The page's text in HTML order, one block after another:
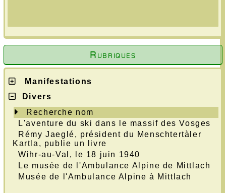
Rubriques
Manifestations
Divers
Recherche nom
L'aventure du ski dans le massif des Vosges
Rémy Jaeglé, président du Menschtertàler
Kartla, publie un livre
Wihr-au-Val, le 18 juin 1940
Le musée de l'Ambulance Alpine de Mittlach
Musée de l'Ambulance Alpine à Mittlach